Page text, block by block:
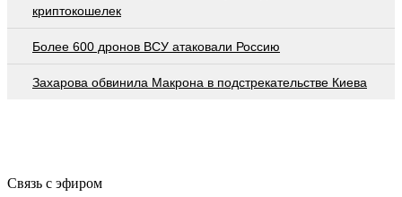
криптокошелек
Более 600 дронов ВСУ атаковали Россию
Захарова обвинила Макрона в подстрекательстве Киева
Связь с эфиром